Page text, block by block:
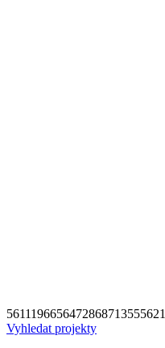
561119665647286871355562
Vyhledat projekty